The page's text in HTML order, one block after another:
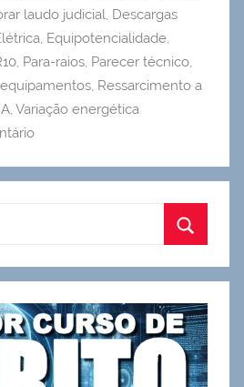
laudo judicial, Descargas
, Equipotencialidade,
, Para-raios, Parecer técnico,
, Ressarcimento a
, Variação energética